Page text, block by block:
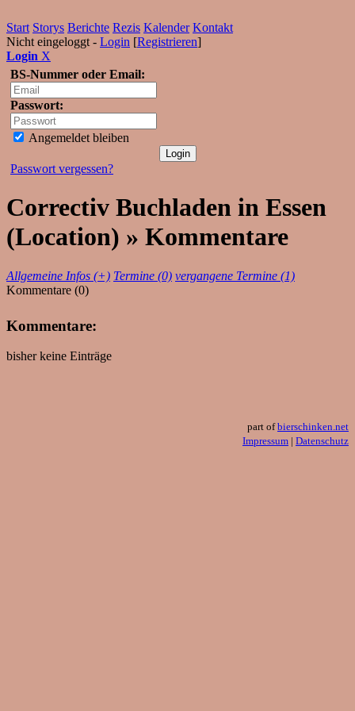
Start Storys Berichte Rezis Kalender Kontakt
Nicht eingeloggt - Login [Registrieren]
Login X
BS-Nummer oder Email:
Passwort:
Angemeldet bleiben
Passwort vergessen?
Correctiv Buchladen in Essen
(Location) » Kommentare
Allgemeine Infos (+) Termine (0) vergangene Termine (1)
Kommentare (0)
Kommentare:
bisher keine Einträge
part ofbierschinken.net
Impressum | Datenschutz